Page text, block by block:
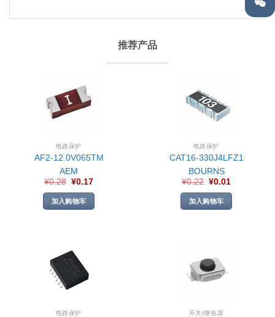
推荐产品
电路保护
AF2-12.0V065TM
AEM
¥0.28 ¥0.17
加入购物车
电路保护
CAT16-330J4LFZ1
BOURNS
¥0.22 ¥0.01
加入购物车
电路保护 开关/继电器